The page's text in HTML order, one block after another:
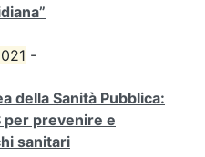
-
della Sanità Pubblica:
per prevenire e
sanitari